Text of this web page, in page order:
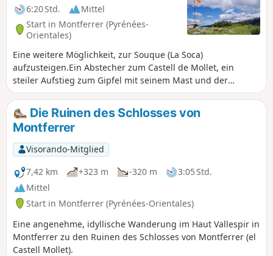
6:20 Std.
Mittel
Start in Montferrer (Pyrénées-
Orientales)
Eine weitere Möglichkeit, zur Souque (La Soca)
aufzusteigen.Ein Abstecher zum Castell de Mollet, ein
steiler Aufstieg zum Gipfel mit seinem Mast und der
katalanischen Flagge, mit einem 360°-Blick. Auf dem
Rückweg kommen Sie am Unterstand und der Quelle (die
seit langem ausgetrocknet ist) del Brigader vorbei.Diese
Wanderung in doppelter Schleife führt sowohl über schöne
Wege als auch über neu angelegte Pfade und alte kleine
Pfade.Die wunderschönen Landschaften, manchmal Wild
und Kühe (in der Sommersaison) sind eine
Belohnung.Schöne Orte, die sich für erholsame Pausen
eignen. Rechnen Sie mit mindestens 6 Stunden
Wanderzeit.Die Wanderung ist als mittelschwer eingestuft,
aber achten Sie auf das starke Gefälle vom (11) zum Gipfel
(13).
Die Ruinen des Schlosses von
Montferrer
Visorando-Mitglied
7,42 km
+323 m -320 m
3:05 Std.
Mittel
Start in Montferrer (Pyrénées-Orientales)
Eine angenehme, idyllische Wanderung im Haut Vallespir in
Montferrer zu den Ruinen des Schlosses von Montferrer (el
Castell Mollet).